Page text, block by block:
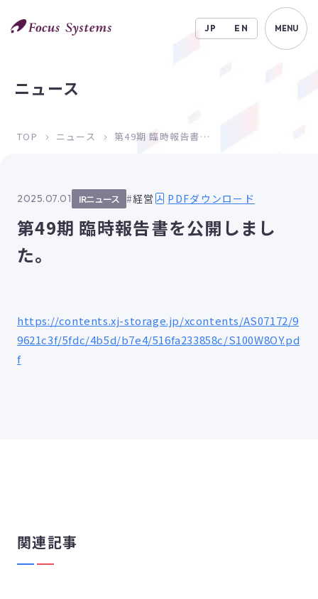
JP EN MENU
ニュース
TOP ニュース 第49期 臨時報告書を公開しました。
2025.07.01 IRニュース 経営 PDFダウンロード
第49期 臨時報告書を公開しまし
た。
https://contents.xj-storage.jp/xcontents/AS07172/9
9621c3f/5fdc/4b5d/b7e4/516fa233858c/S100W8OY.pd
f
関連記事